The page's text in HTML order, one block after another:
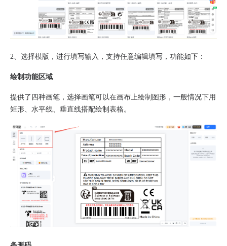
2、 选择模版，进行填写输入，支持任意编辑填写，功能如下：
绘制功能区域
提供了四种画笔，选择画笔可以在画布上绘制图形，一般情况下用
矩形、水平线、垂直线搭配绘制表格。